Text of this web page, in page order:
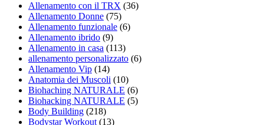
Allenamento con il TRX (36)
Allenamento Donne (75)
Allenamento funzionale (6)
Allenamento ibrido (9)
Allenamento in casa (113)
allenamento personalizzato (6)
Allenamento Vip (14)
Anatomia dei Muscoli (10)
Biohaching NATURALE (6)
Biohacking NATURALE (5)
Body Building (218)
Bodystar Workout (13)